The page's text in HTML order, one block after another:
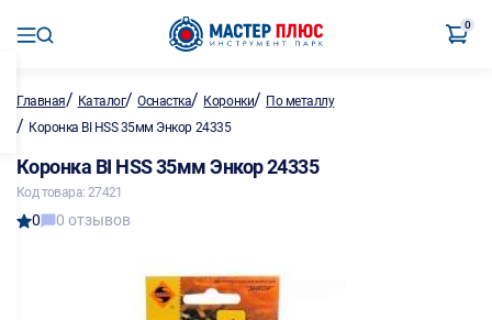
0
Главная/ Каталог/Оснастка/ Коронки/ По металлу
/ Коронка BI HSS 35мм Энкор 24335
Коронка BI HSS 35мм Энкор 24335
Код товара: 27421
0 0 отзывов